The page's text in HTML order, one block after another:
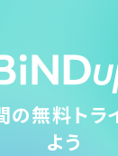
無料トラ
よう